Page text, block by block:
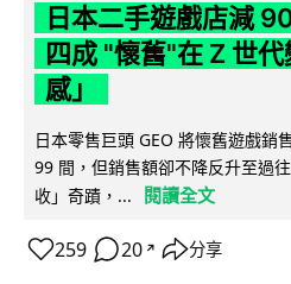
日本二手遊戲店減
四成 "懷舊"在 Z 世
感」
日本零售巨頭 GEO 將懷舊遊戲銷
99 間，但銷售額卻不降反升至過
收」奇蹟，...
閱讀全文
259 20 ↗ 分享